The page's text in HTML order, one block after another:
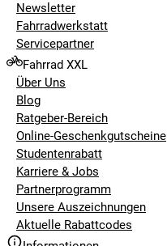
Newsletter
Fahrradwerkstatt
Servicepartner
Fahrrad XXL
Über Uns
Blog
Ratgeber-Bereich
Online-Geschenkgutscheine
Studentenrabatt
Karriere & Jobs
Partnerprogramm
Unsere Auszeichnungen
Aktuelle Rabattcodes